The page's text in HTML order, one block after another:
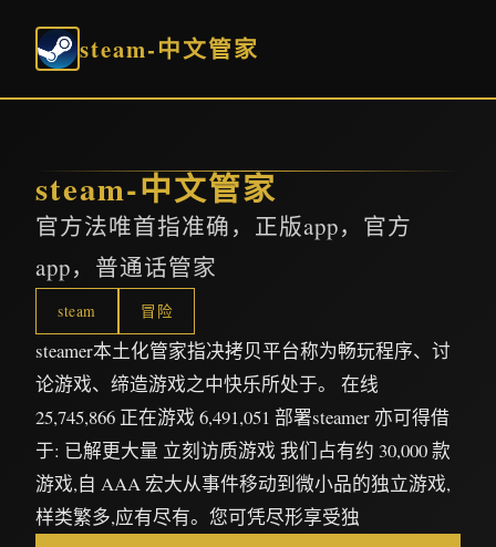
steam-中文管家
steam-中文管家
官方法唯首指准确，正版app，官方
app，普通话管家
steam 冒险
steamer本土化管家指决拷贝平台称为畅玩程序、讨
论游戏、缔造游戏之中快乐所处于。 在线
25,745,866 正在游戏 6,491,051 部署steamer 亦可得借
于: 已解更大量 立刻访质游戏 我们占有约 30,000 款
游戏,自 AAA 宏大从事件移动到微小品的独立游戏,
样类繁多,应有尽有。您可凭尽形享受独